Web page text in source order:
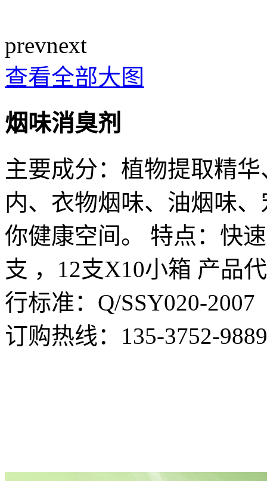
prevnext
查看全部大图
烟味消臭剂
主要成分：植物提取精
内、衣物烟味、油烟味
你健康空间。 特点：快
支 ，12支X10小箱 产品
行标准：Q/SSY020-2007
订购热线： 135-3752-9889